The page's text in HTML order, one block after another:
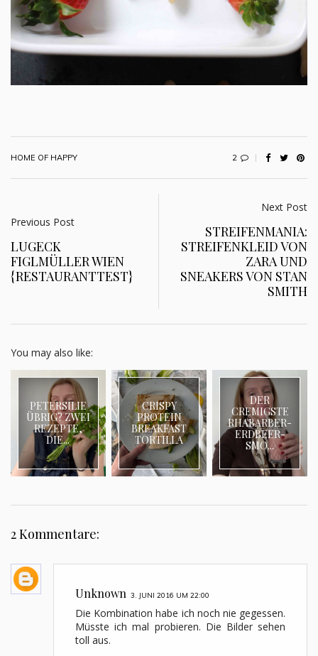
HOME OF HAPPY 2
Previous Post
LUGECK
FIGLMÜLLER WIEN
{RESTAURANTTEST}
Next Post
STREIFENMANIA:
STREIFENKLEID VON
ZARA UND
SNEAKERS VON STAN
SMITH
You may also like:
PETERSILIE
ÜBRIG? ZWEI
REZEPTE,
DIE...
CRISPY
PROTEIN
BREAKFAST
TORTILLA
DER
CREMIGSTE
RHABARBER-
ERDBEER-
SMO...
2 Kommentare:
Unknown 3. JUNI 2016 UM 22:00
Die Kombination habe ich noch nie gegessen.
Müsste ich mal probieren. Die Bilder sehen
toll aus.